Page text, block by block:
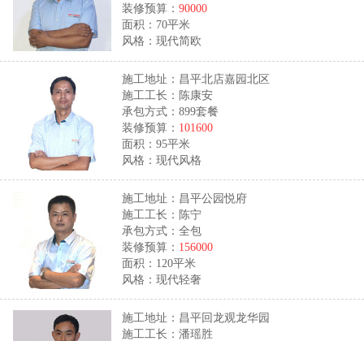
装修预算：90000
面积：70平米
风格：现代简欧
施工地址：昌平北店嘉园北区
施工工长：陈康安
承包方式：899套餐
装修预算： 101600
面积：95平米
风格：现代风格
施工地址：昌平公园悦府
施工工长：陈宁
承包方式：全包
装修预算： 156000
面积：120平米
风格：现代轻奢
施工地址：昌平回龙观龙华园
施工工长：潘瑶胜